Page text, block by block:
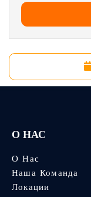
О НАС
О Нас
Наша Команда
Локации